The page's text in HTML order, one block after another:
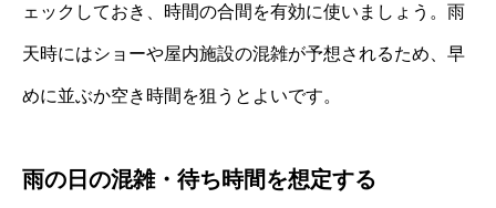
ェックしておき、時間の合間を有効に使いましょう。雨
天時にはショーや屋内施設の混雑が予想されるため、早
めに並ぶか空き時間を狙うとよいです。
雨の日の混雑・待ち時間を想定する